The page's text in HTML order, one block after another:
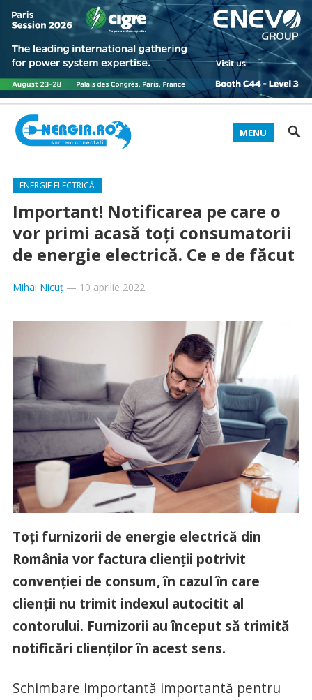
MENU
ENERGIE ELECTRICĂ
Important! Notificarea pe care o
vor primi acasă toți consumatorii
de energie electrică. Ce e de făcut
Mihai Nicuț— 10 aprilie 2022
Toți furnizorii de energie electrică din
România vor factura clienții potrivit
convenției de consum, în cazul în care
clienții nu trimit indexul autocitit al
contorului. Furnizorii au început să trimită
notificări clienților în acest sens.
Schimbare importantă importantă pentru